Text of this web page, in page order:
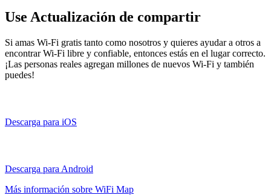
Use Actualización de compartir
Si amas Wi-Fi gratis tanto como nosotros y quieres ayudar a otros a
encontrar Wi-Fi libre y confiable, entonces estás en el lugar correcto.
¡Las personas reales agregan millones de nuevos Wi-Fi y también
puedes!
Descarga para iOS
Descarga para Android
Más información sobre WiFi Map